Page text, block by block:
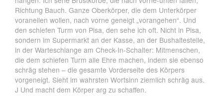
Richtung Bauch. Ganze Oberkörper, die dem Unterkörper
voraneilen wollen, nach vorne geneigt „vorangehen“. Und
den schiefen Turm von Pisa, den sehe ich oft. Nicht in Pisa,
sondern im Supermarkt an der Kasse, an der Bushaltestelle,
in der Warteschlange am Check-In-Schalter: Mitmenschen,
die dem schiefen Turm alle Ehre machen, indem sie ebenso
schräg stehen – die gesamte Vorderseite des Körpers
vorgeneigt. Sieht im wahrsten Wortsinn ziemlich schräg aus.
J Und macht dem Körper arg zu schaffen.